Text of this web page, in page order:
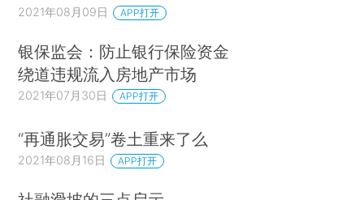
2021年08月09日 APP打开
银保监会：防止银行保险资金
绕道违规流入房地产市场
2021年07月30日 APP打开
“再通胀交易”卷土重来了么
2021年08月16日 APP打开